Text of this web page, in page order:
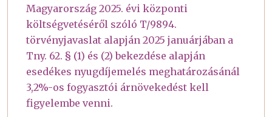
Magyarország 2025. évi központi
költségvetéséről szóló T/9894.
törvényjavaslat alapján 2025 januárjában a
Tny. 62. § (1) és (2) bekezdése alapján
esedékes nyugdíjemelés meghatározásánál
3,2%-os fogyasztói árnövekedést kell
figyelembe venni.